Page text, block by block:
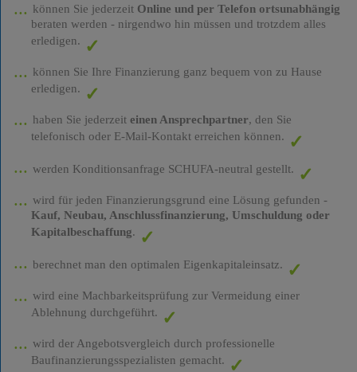
können Sie jederzeit Online und per Telefon ortsunabhängig
beraten werden - nirgendwo hin müssen und trotzdem alles
erledigen.
können Sie Ihre Finanzierung ganz bequem von zu Hause
erledigen.
haben Sie jederzeit einen Ansprechpartner, den Sie
telefonisch oder E-Mail-Kontakt erreichen können.
werden Konditionsanfrage SCHUFA-neutral gestellt.
wird für jeden Finanzierungsgrund eine Lösung gefunden -
Kauf, Neubau, Anschlussfinanzierung, Umschuldung oder
Kapitalbeschaffung.
berechnet man den optimalen Eigenkapitaleinsatz.
wird eine Machbarkeitsprüfung zur Vermeidung einer
Ablehnung durchgeführt.
wird der Angebotsvergleich durch professionelle
Baufinanzierungsspezialisten gemacht.